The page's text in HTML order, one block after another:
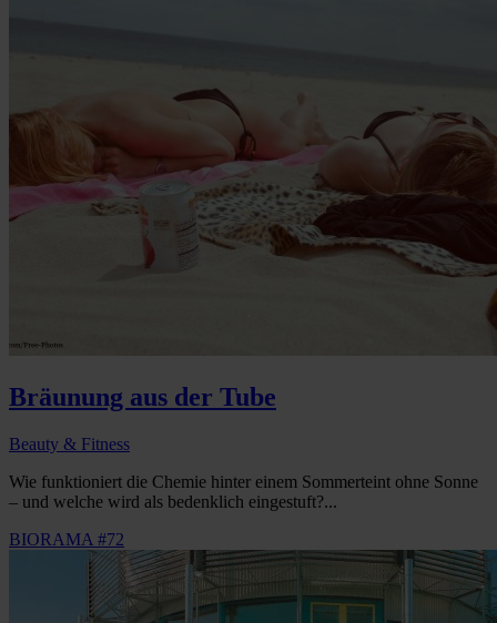
Bräunung aus der Tube
Beauty & Fitness
Wie funktioniert die Chemie hinter einem Sommerteint ohne Sonne
– und welche wird als bedenklich eingestuft?...
BIORAMA #72